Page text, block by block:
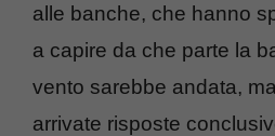
alle banche, che hanno
a capire da che parte la
vento sarebbe andata,
arrivate risposte